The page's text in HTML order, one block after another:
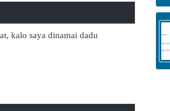
kalo saya dinamai dadu